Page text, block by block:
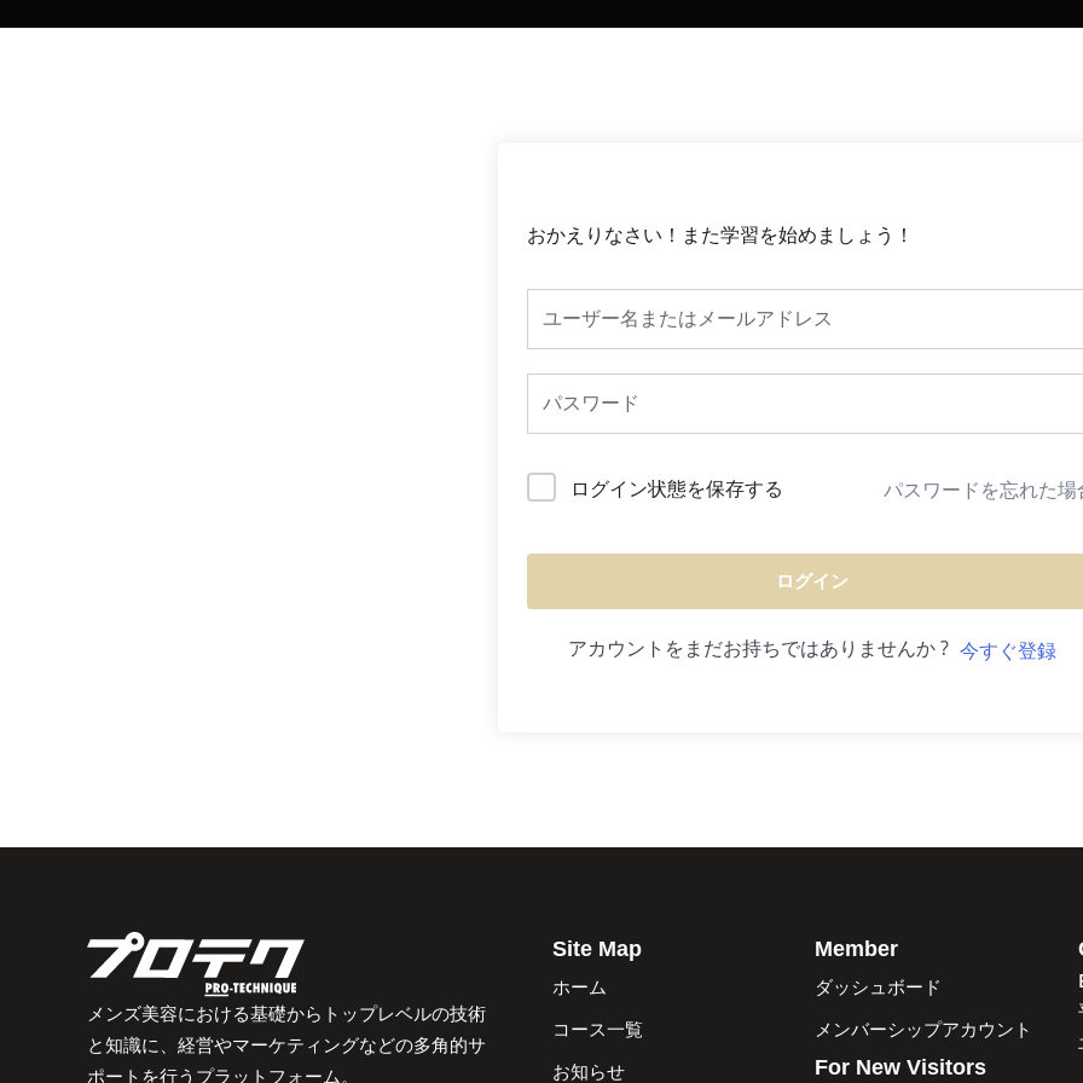
おかえりなさい！また学習を始めましょう！
ログイン状態を保存する パスワードを忘れた場
ログイン
アカウントをまだお持ちではありませんか ? 今すぐ登録
メンズ美容における基礎からトップレベルの技術
と知識に、経営やマーケティングなどの多角的サ
ポートを行うプラットフォーム。
Site Map
ホーム
コース一覧
お知らせ
Member
ダッシュボード
メンバーシップアカウント
For New Visitors